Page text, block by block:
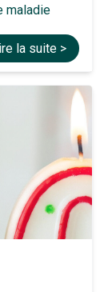
maladie
la suite >